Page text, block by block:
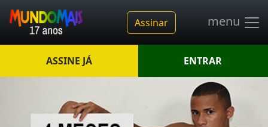
Assinar menu
ASSINE JÁ ENTRAR